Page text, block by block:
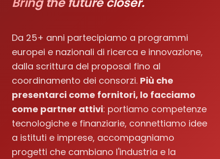
Da 25+ anni partecipiamo a programmi
europei e nazionali di ricerca e innovazione,
dalla scrittura del proposal fino al
coordinamento dei consorzi. Più che
presentarci come fornitori, lo facciamo
come partner attivi: portiamo competenze
tecnologiche e finanziarie, connettiamo idee
a istituti e imprese, accompagniamo
progetti che cambiano l'industria e la